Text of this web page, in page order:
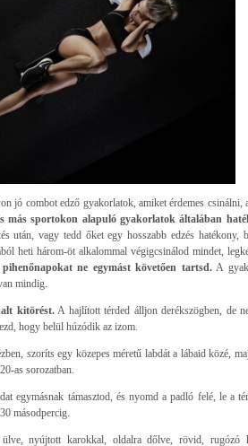
jó combot edző gyakorlatok, amiket érdemes csinálni,
más sportokon alapuló gyakorlatok általában
után, vagy tedd őket egy hosszabb edzés hatékony,
heti három-öt alkalommal végigcsinálod mindet,
ne egymást követően tartsd.A
mindig.
kitörést.A hajlított térded álljon derékszögben, de
hogy belül húzódik az izom.
szoríts egy közepes méretű labdát a lábaid közé,
as sorozatban.
egymásnak támasztod, és nyomd a padló felé, le a
másodpercig.
nyújtott karokkal, oldalra dőlve, rövid, rugózó